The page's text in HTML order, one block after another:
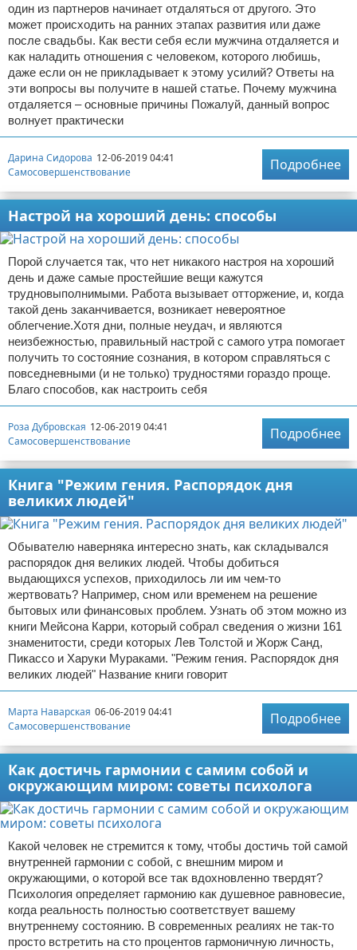
один из партнеров начинает отдаляться от другого. Это
может происходить на ранних этапах развития или даже
после свадьбы. Как вести себя если мужчина отдаляется и
как наладить отношения с человеком, которого любишь,
даже если он не прикладывает к этому усилий? Ответы на
эти вопросы вы получите в нашей статье. Почему мужчина
отдаляется – основные причины Пожалуй, данный вопрос
волнует практически
Дарина Сидорова 12-06-2019 04:41
Самосовершенствование
Подробнее
Настрой на хороший день: способы
Порой случается так, что нет никакого настроя на хороший
день и даже самые простейшие вещи кажутся
трудновыполнимыми. Работа вызывает отторжение, и, когда
такой день заканчивается, возникает невероятное
облегчение.Хотя дни, полные неудач, и являются
неизбежностью, правильный настрой с самого утра помогает
получить то состояние сознания, в котором справляться с
повседневными (и не только) трудностями гораздо проще.
Благо способов, как настроить себя
Роза Дубровская 12-06-2019 04:41
Самосовершенствование
Подробнее
Книга "Режим гения. Распорядок дня
великих людей"
Обывателю наверняка интересно знать, как складывался
распорядок дня великих людей. Чтобы добиться
выдающихся успехов, приходилось ли им чем-то
жертвовать? Например, сном или временем на решение
бытовых или финансовых проблем. Узнать об этом можно из
книги Мейсона Карри, который собрал сведения о жизни 161
знаменитости, среди которых Лев Толстой и Жорж Санд,
Пикассо и Харуки Мураками. "Режим гения. Распорядок дня
великих людей" Название книги говорит
Марта Наварская 06-06-2019 04:41
Самосовершенствование
Подробнее
Как достичь гармонии с самим собой и
окружающим миром: советы психолога
Какой человек не стремится к тому, чтобы достичь той самой
внутренней гармонии с собой, с внешним миром и
окружающими, о которой все так вдохновленно твердят?
Психология определяет гармонию как душевное равновесие,
когда реальность полностью соответствует вашему
внутреннему состоянию. В современных реалиях не так-то
просто встретить на сто процентов гармоничную личность,